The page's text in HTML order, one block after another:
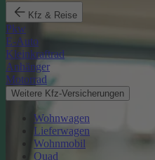
Kfz & Reise
Pkw
E-Auto
Kleinkraftrad
Anhänger
Motorrad
Weitere Kfz-Versicherungen
Wohnwagen
Lieferwagen
Wohnmobil
Quad